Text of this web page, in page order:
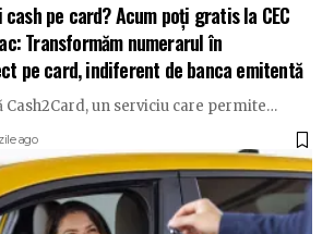
pe card? Acum poți gratis la CEC
Transformăm numerarul în
pe card, indiferent de banca emitentă
Cash2Card, un serviciu care permite…
ago